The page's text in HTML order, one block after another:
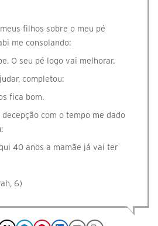
filhos sobre o meu pé
me consolando:
O seu pé logo vai melhorar.
completou:
fica bom.
com o tempo me dado
40 anos a mamãe já vai ter
6)